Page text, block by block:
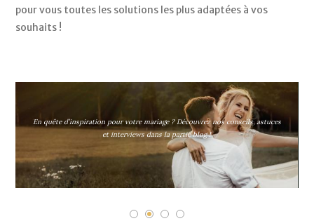
pour vous toutes les solutions les plus adaptées à vos
souhaits !
En quête d’inspiration pour votre mariage ? Découvrez nos conseils, astuces
et interviews dans la partie blog !